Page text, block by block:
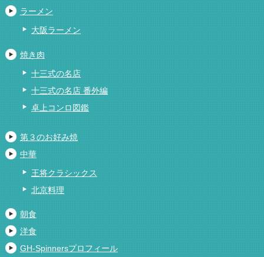
ラーメン
大阪ラーメン
焼き肉
十三式の名店
十三式の名店 番外編
卓上コンロ図鑑
第３のお好み焼
中華
王将クラシックス
北京料理
朝食
洋食
GH-Spinnersプロフィール